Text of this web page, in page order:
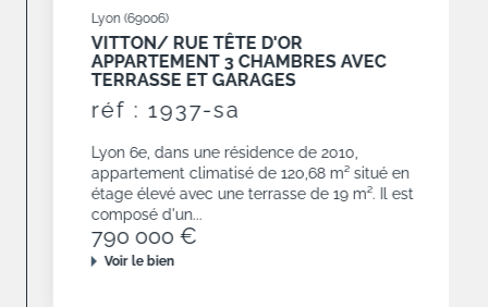
Lyon (69006)
VITTON/ RUE TÊTE D'OR
APPARTEMENT 3 CHAMBRES AVEC
TERRASSE ET GARAGES
réf : 1937-sa
Lyon 6e, dans une résidence de 2010,
appartement climatisé de 120,68 m² situé en
étage élevé avec une terrasse de 19 m². Il est
composé d'un...
790 000 €
Voir le bien